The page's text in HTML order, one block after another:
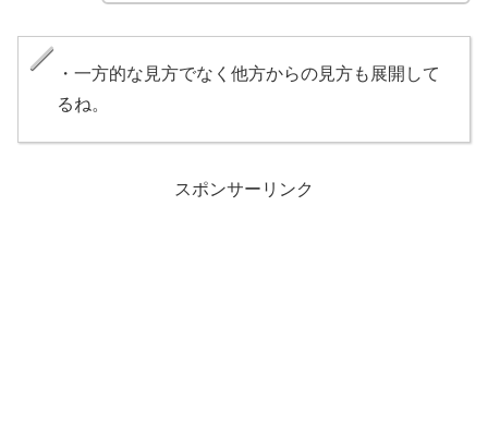
・一方的な見方でなく他方からの見方も展開して
るね。
スポンサーリンク